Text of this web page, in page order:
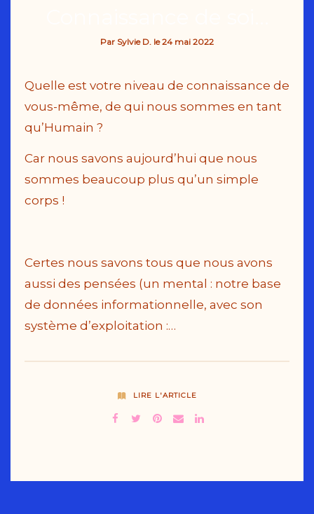
Par Sylvie D. le24 mai 2022
Quelle est votre niveau de connaissance de
vous-même, de qui nous sommes en tant
qu’Humain ?
Car nous savons aujourd’hui que nous
sommes beaucoup plus qu’un simple
corps !
Certes nous savons tous que nous avons
aussi des pensées (un mental : notre base
de données informationnelle, avec son
système d’exploitation :…
LIRE L'ARTICLE